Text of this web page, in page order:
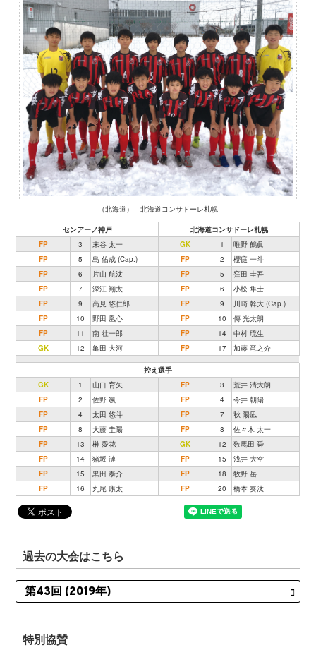
（北海道） 北海道コンサドーレ札幌
センアーノ神戸
北海道コンサドーレ札幌
FP
3 末谷 太一 GK 1
唯野 鶴眞
FP
5 島 佑成 (Cap.) FP 2
櫻庭 一斗
FP
6 片山 航汰 FP 5
窪田 圭吾
FP
7 深江 翔太 FP 6
小松 隼士
FP
9 高見 悠仁郎 FP 9
川崎 幹大 (Cap.)
FP
10 野田 凰心 FP 10
傳 光太朗
FP
11 南 壮一郎 FP 14
中村 琉生
GK
12 亀田 大河 FP 17 加藤 竜之介
控え選手
GK
1 山口 育矢 FP 3
荒井 清大朗
FP
2 佐野 颯 FP 4
今井 朝陽
FP
4 太田 悠斗 FP 7
秋 陽凪
FP
8 大藤 圭陽 FP 8
佐々木 太一
FP
13 榊 愛花 GK 12
数馬田 舜
FP
14 猪坂 漣 FP 15
浅井 大空
FP
15 黒田 泰介 FP 18
牧野 岳
FP
16 丸尾 康太 FP 20 橋本 奏汰
過去の大会はこちら
特別協賛